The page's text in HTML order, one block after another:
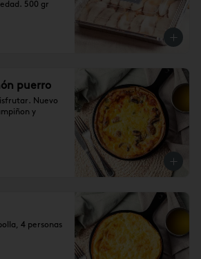
500 gr
puerro
Nuevo
y
4 personas